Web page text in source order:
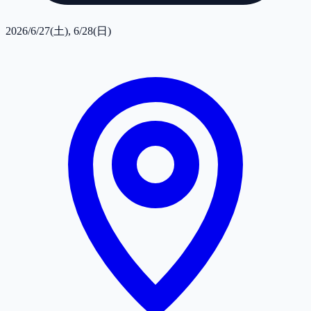
2026/6/27(土), 6/28(日)